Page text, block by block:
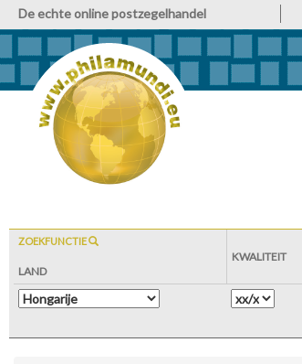
De echte online postzegelhandel
ZOEKFUNCTIE
LAND
KWALITEIT